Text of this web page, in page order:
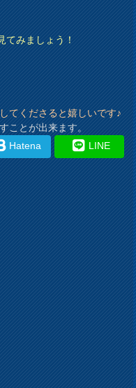
てみましょう！
てくださると嬉しいです♪
ことが出来ます。
Hatena LINE